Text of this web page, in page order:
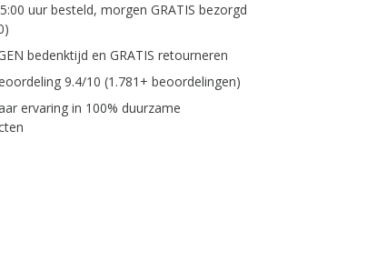
uur besteld, morgen GRATIS bezorgd
bedenktijd en GRATIS retourneren
9.4/10 (1.781+ beoordelingen)
ervaring in 100% duurzame